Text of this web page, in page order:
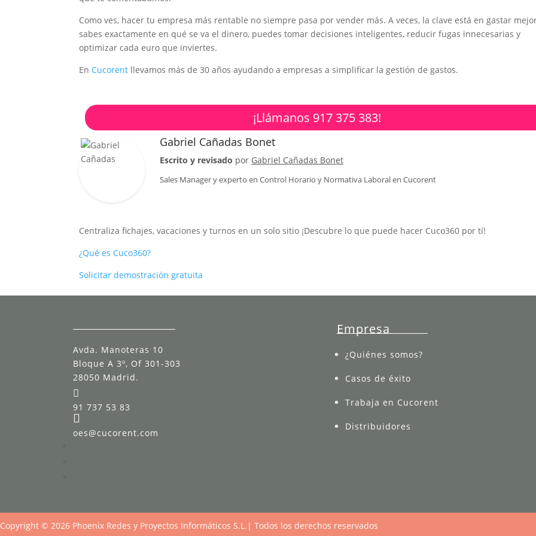
Como ves, hacer tu empresa más rentable no siempre pasa por vender más. A veces, la clave está en gastar
sabes exactamente en qué se va el dinero, puedes tomar decisiones inteligentes, reducir fugas innecesarias y
optimizar cada euro que inviertes.
En Cucorent llevamos más de 30 años ayudando a empresas a simplificar la gestión de gastos.
¡Llámanos 917 375 383!
Gabriel Cañadas Bonet
Escrito y revisado por Gabriel Cañadas Bonet
Sales Managery experto en Control Horario y Normativa Laboral en Cucorent
Centraliza fichajes, vacaciones y turnos en un solo sitio ¡Descubre lo que puede hacer Cuco360 por tí!
¿Qué es Cuco360?
Solicitar demostración gratuita
Avda. Manoteras 10
Bloque A 3º, Of 301-303
28050 Madrid.

91 737 53 83

oes@cucorent.com
Empresa
¿Quiénes somos?
Casos de éxito
Trabaja en Cucorent
Distribuidores
Copyright © 2026 Phoenix Redes y Proyectos Informáticos S.L.| Todos los derechos reservados